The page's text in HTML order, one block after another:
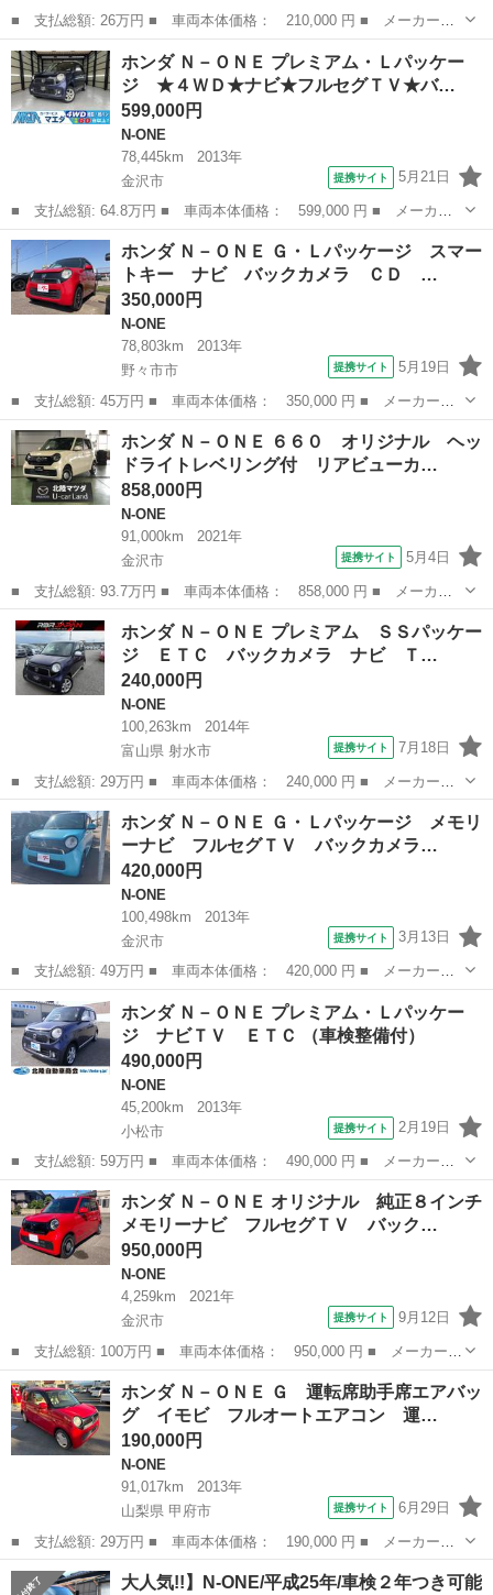
■ 支払総額: 26万円 ■ 車両本体価格： 210,000 円 ■ メーカー
名： ホンダ ■ 車種名： Ｎ－ＯＮＥ ■ グレード名： Ｇ Ｂｌ
ｕｅｔｏｏｔｈオーディオ ＥＴＣ スマートキー プッシュスター
ト ＣＤ ＤＶＤ...
山梨 西八代郡 N-ONE
ホンダ Ｎ－ＯＮＥ プレミアム・Ｌパッケー
ジ ★４ＷＤ★ナビ★フルセグＴＶ★バ…
599,000円
N-ONE
78,445km
2013年
金沢市
提携サイト 5月21日
■ 支払総額: 64.8万円 ■ 車両本体価格： 599,000 円 ■ メーカー
名： ホンダ ■ 車種名： Ｎ－ＯＮＥ ■ グレード名： プレミア
ム・Ｌパッケージ ★４ＷＤ★ナビ★フルセグＴＶ★バックカメラ★
Ｂｌｕｅｔｏ...
石川 金沢市 N-ONE
ホンダ Ｎ－ＯＮＥ Ｇ・Ｌパッケージ スマー
トキー ナビ バックカメラ ＣＤ …
350,000円
N-ONE
78,803km
2013年
野々市市
提携サイト 5月19日
■ 支払総額: 45万円 ■ 車両本体価格： 350,000 円 ■ メーカー
名： ホンダ ■ 車種名： Ｎ－ＯＮＥ ■ グレード名： Ｇ・Ｌパ
ッケージ スマートキー ナビ バックカメラ ＣＤ ＤＶＤ Ｔ
Ｖ ＨＩＤヘッドラ...
石川 野々市市 N-ONE
ホンダ Ｎ－ＯＮＥ ６６０ オリジナル ヘッ
ドライトレベリング付 リアビューカ…
858,000円
N-ONE
91,000km
2021年
金沢市
提携サイト 5月4日
■ 支払総額: 93.7万円 ■ 車両本体価格： 858,000 円 ■ メーカー
名： ホンダ ■ 車種名： Ｎ－ＯＮＥ ■ グレード名： ６６０
オリジナル ヘッドライトレベリング付 リアビューカメラ スマー
トＫＥＹ ワ...
石川 金沢市 N-ONE
ホンダ Ｎ－ＯＮＥ プレミアム ＳＳパッケー
ジ ＥＴＣ バックカメラ ナビ Ｔ…
240,000円
N-ONE
100,263km
2014年
富山県 射水市
提携サイト 7月18日
■ 支払総額: 29万円 ■ 車両本体価格： 240,000 円 ■ メーカー
名： ホンダ ■ 車種名： Ｎ－ＯＮＥ ■ グレード名： プレミア
ム ＳＳパッケージ ＥＴＣ バックカメラ ナビ ＴＶ 衝突被害
軽減システム オ...
富山 射水市 N-ONE
ホンダ Ｎ－ＯＮＥ Ｇ・Ｌパッケージ メモリ
ーナビ フルセグＴＶ バックカメラ…
420,000円
N-ONE
100,498km
2013年
金沢市
提携サイト 3月13日
■ 支払総額: 49万円 ■ 車両本体価格： 420,000 円 ■ メーカー
名： ホンダ ■ 車種名： Ｎ－ＯＮＥ ■ グレード名： Ｇ・Ｌパ
ッケージ メモリーナビ フルセグＴＶ バックカメラ ＥＴＣ ス
マートキー プッ...
石川 金沢市 N-ONE
ホンダ Ｎ－ＯＮＥ プレミアム・Ｌパッケー
ジ ナビＴＶ ＥＴＣ （車検整備付）
490,000円
N-ONE
45,200km
2013年
小松市
提携サイト 2月19日
■ 支払総額: 59万円 ■ 車両本体価格： 490,000 円 ■ メーカー
名： ホンダ ■ 車種名： Ｎ－ＯＮＥ ■ グレード名： プレミア
ム・Ｌパッケージ ナビＴＶ ＥＴＣ ■ 排気量： 660cc ■ ドア枚
数： ...
石川 小松市 N-ONE
ホンダ Ｎ－ＯＮＥ オリジナル 純正８インチ
メモリーナビ フルセグＴＶ バック…
950,000円
N-ONE
4,259km
2021年
金沢市
提携サイト 9月12日
■ 支払総額: 100万円 ■ 車両本体価格： 950,000 円 ■ メーカー
名： ホンダ ■ 車種名： Ｎ－ＯＮＥ ■ グレード名： オリジナ
ル 純正８インチメモリーナビ フルセグＴＶ バックカメラ Ｂｌ
ｕｅｔｏｏｔｈ...
石川 金沢市 N-ONE
ホンダ Ｎ－ＯＮＥ Ｇ 運転席助手席エアバッ
グ イモビ フルオートエアコン 運…
190,000円
N-ONE
91,017km
2013年
山梨県 甲府市
提携サイト 6月29日
■ 支払総額: 29万円 ■ 車両本体価格： 190,000 円 ■ メーカー
名： ホンダ ■ 車種名： Ｎ－ＯＮＥ ■ グレード名： Ｇ 運転
席助手席エアバッグ イモビ フルオートエアコン 運転席エアバッ
山梨 甲府市 N-ONE
大人気!!】N-ONE/平成25年/車検２年つき可能